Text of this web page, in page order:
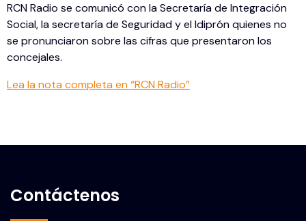
RCN Radio se comunicó con la Secretaría de Integración
Social, la secretaría de Seguridad y el Idiprón quienes no
se pronunciaron sobre las cifras que presentaron los
concejales.
Lea la nota completa en “RCN Radio”
Contáctenos